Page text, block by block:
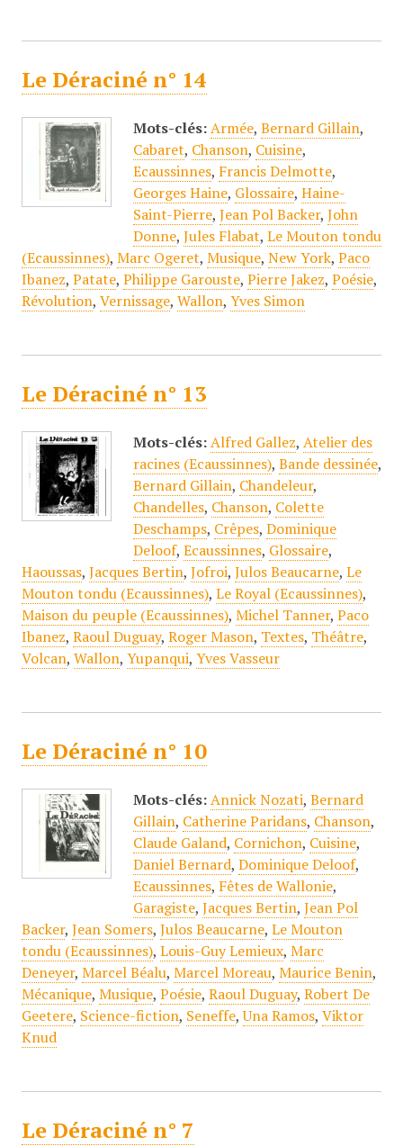
Le Déraciné n° 14
Mots-clés: Armée, Bernard Gillain,
Cabaret, Chanson, Cuisine,
Ecaussinnes, Francis Delmotte,
Georges Haine, Glossaire, Haine-
Saint-Pierre, Jean Pol Backer, John
Donne, Jules Flabat, Le Mouton tondu
(Ecaussinnes), Marc Ogeret, Musique, New York, Paco
Ibanez, Patate, Philippe Garouste, Pierre Jakez, Poésie,
Révolution, Vernissage, Wallon, Yves Simon
Le Déraciné n° 13
Mots-clés: Alfred Gallez, Atelier des
racines (Ecaussinnes), Bande dessinée,
Bernard Gillain, Chandeleur,
Chandelles, Chanson, Colette
Deschamps, Crêpes, Dominique
Deloof, Ecaussinnes, Glossaire,
Haoussas, Jacques Bertin, Jofroi, Julos Beaucarne, Le
Mouton tondu (Ecaussinnes), Le Royal (Ecaussinnes),
Maison du peuple (Ecaussinnes), Michel Tanner, Paco
Ibanez, Raoul Duguay, Roger Mason, Textes, Théâtre,
Volcan, Wallon, Yupanqui, Yves Vasseur
Le Déraciné n° 10
Mots-clés: Annick Nozati, Bernard
Gillain, Catherine Paridans, Chanson,
Claude Galand, Cornichon, Cuisine,
Daniel Bernard, Dominique Deloof,
Ecaussinnes, Fêtes de Wallonie,
Garagiste, Jacques Bertin, Jean Pol
Backer, Jean Somers, Julos Beaucarne, Le Mouton
tondu (Ecaussinnes), Louis-Guy Lemieux, Marc
Deneyer, Marcel Béalu, Marcel Moreau, Maurice Benin,
Mécanique, Musique, Poésie, Raoul Duguay, Robert De
Geetere, Science-fiction, Seneffe,Una Ramos, Viktor
Knud
Le Déraciné n° 7